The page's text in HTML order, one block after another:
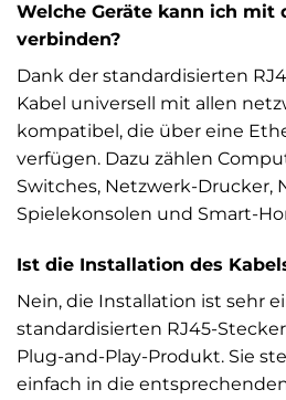
Welche Geräte kann ich mit
verbinden?
Dank der standardisierten
Kabel universell mit allen
kompatibel, die über eine
verfügen. Dazu zählen
Switches, Netzwerk-Drucker,
Spielekonsolen und Smart-
Ist die Installation des
Nein, die Installation ist sehr
standardisierten RJ45-
Plug-and-Play-Produkt. Sie
einfach in die